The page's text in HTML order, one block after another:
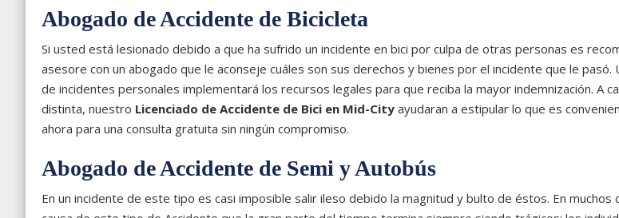
Abogado de Accidente de Bicicleta
Si usted está lesionado debido a que ha sufrido un incidente en bici por culpa de otras personas es
asesore con un abogado que le aconseje cuáles son sus derechos y bienes por el incidente que le pasó.
de incidentes personales implementará los recursos legales para que reciba la mayor indemnización. A
distinta, nuestro Licenciado de Accidente de Bici en Mid-City ayudaran a estipular lo que es
ahora para una consulta gratuita sin ningún compromiso.
Abogado de Accidente de Semi y Autobús
En un incidente de este tipo es casi imposible salir ileso debido la magnitud y bulto de éstos. En muchos